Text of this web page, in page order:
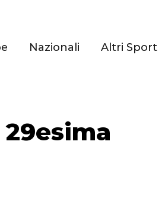
Nazionali Altri Sport